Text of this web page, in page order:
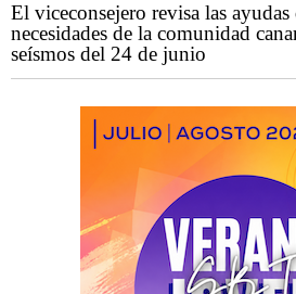
El viceconsejero revisa las ayudas
necesidades de la comunidad
seísmos del 24 de junio